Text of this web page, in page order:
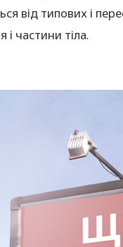
від типових і
частини тіла.